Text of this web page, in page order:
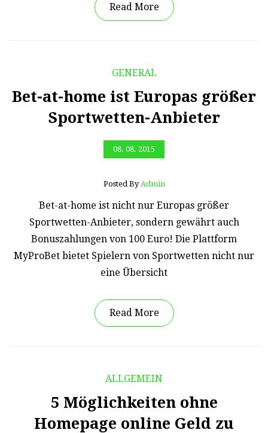
Read More
GENERAL
Bet-at-home ist Europas größer
Sportwetten-Anbieter
08. 08. 2015
Posted By Admin
Bet-at-home ist nicht nur Europas größer
Sportwetten-Anbieter, sondern gewährt auch
Bonuszahlungen von 100 Euro! Die Plattform
MyProBet bietet Spielern von Sportwetten nicht nur
eine Übersicht
Read More
ALLGEMEIN
5 Möglichkeiten ohne
Homepage online Geld zu